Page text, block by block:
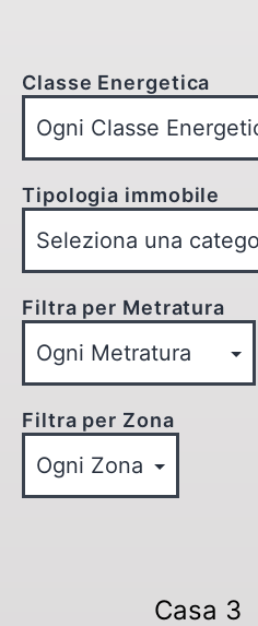
Classe Energetica
Tipologia immobile
Filtra per Metratura
Filtra per Zona
Casa 3